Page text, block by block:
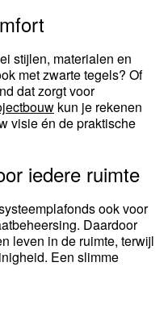
stijlen, materialen en
met zwarte tegels? Of
dat zorgt voor
kun je rekenen
visie én de praktische
iedere ruimte
ook voor
Daardoor
leven in de ruimte, terwijl
Een slimme